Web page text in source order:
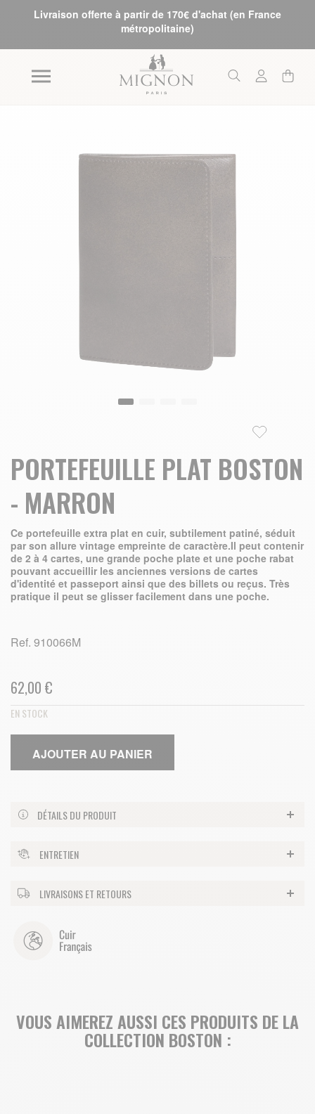
Livraison offerte à partir de 170€ d'achat (en France
métropolitaine)
PORTEFEUILLE PLAT BOSTON
- MARRON
Ce portefeuille extra plat en cuir, subtilement patiné, séduit
par son allure vintage empreinte de caractère.Il peut contenir
de 2 à 4 cartes, une grande poche plate et une poche rabat
pouvant accueillir les anciennes versions de cartes
d'identité et passeport ainsi que des billets ou reçus. Très
pratique il peut se glisser facilement dans une poche.
Ref. 910066M
62,00 €
EN STOCK
AJOUTER AU PANIER
DÉTAILS DU PRODUIT
ENTRETIEN
LIVRAISONS ET RETOURS
VOUS AIMEREZ AUSSI CES PRODUITS DE LA
COLLECTION BOSTON :